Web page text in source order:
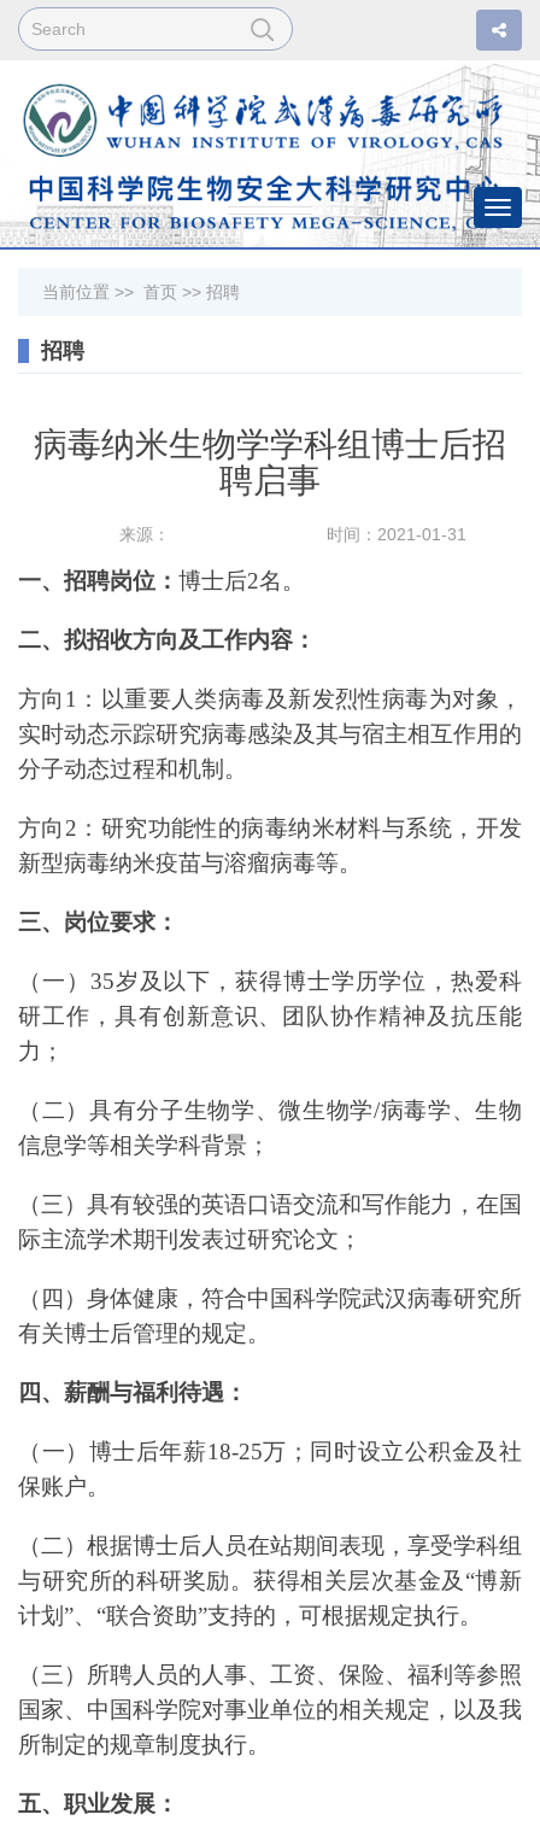
当前位置 >> 首页 >> 招聘
招聘
病毒纳米生物学学科组博士后招
聘启事
来源： 时间：2021-01-31
一、招聘岗位： 博士后2名。
二、拟招收方向及工作内容：
方向1：以重要人类病毒及新发烈性病毒为对象，
实时动态示踪研究病毒感染及其与宿主相互作用的
分子动态过程和机制。
方向2：研究功能性的病毒纳米材料与系统，开发
新型病毒纳米疫苗与溶瘤病毒等。
三、岗位要求：
（一）35岁及以下，获得博士学历学位，热爱科
研工作，具有创新意识、团队协作精神及抗压能
力；
（二）具有分子生物学、微生物学/病毒学、生物
信息学等相关学科背景；
（三）具有较强的英语口语交流和写作能力，在国
际主流学术期刊发表过研究论文；
（四）身体健康，符合中国科学院武汉病毒研究所
有关博士后管理的规定。
四、薪酬与福利待遇：
（一）博士后年薪18-25万；同时设立公积金及社
保账户。
（二）根据博士后人员在站期间表现，享受学科组
与研究所的科研奖励。获得相关层次基金及“博新
计划”、“联合资助”支持的，可根据规定执行。
（三）所聘人员的人事、工资、保险、福利等参照
国家、中国科学院对事业单位的相关规定，以及我
所制定的规章制度执行。
五、职业发展：